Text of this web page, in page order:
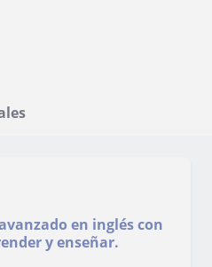
en inglés con
y enseñar.